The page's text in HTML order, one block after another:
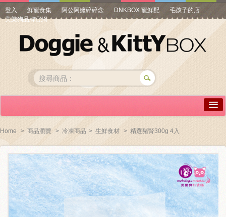
登入 鮮寵食集 阿公阿嬤碎碎念 DNKBOX 寵鮮配
毛孩子的店
美樂狗品牌官網
常見問答
商品瀏覽
線上訂購
帳號專區
Home > 商品瀏覽 > 冷凍商品 > 生鮮食材 > 精選豬腎300g 4入